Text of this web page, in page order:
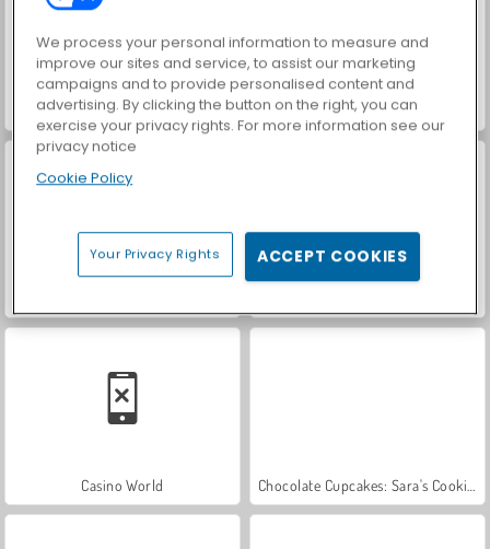
Farm Merge Valley World War 2 Shooter
Casino World
We process your personal information to measure and
improve our sites and service, to assist our marketing
campaigns and to provide personalised content and
advertising. By clicking the button on the right, you can
exercise your privacy rights. For more information see our
privacy notice
Cookie Policy
Your Privacy Rights ACCEPT COOKIES